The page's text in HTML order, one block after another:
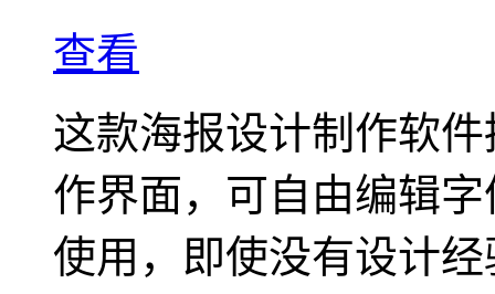
查看
这款海报设计制作软
作界面，可自由编辑
使用，即使没有设计